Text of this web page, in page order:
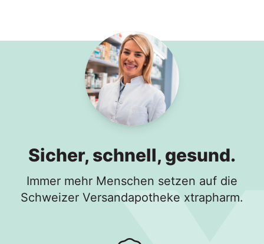
Sicher, schnell, gesund.
Immer mehr Menschen setzen auf die
Schweizer Versandapotheke xtrapharm.